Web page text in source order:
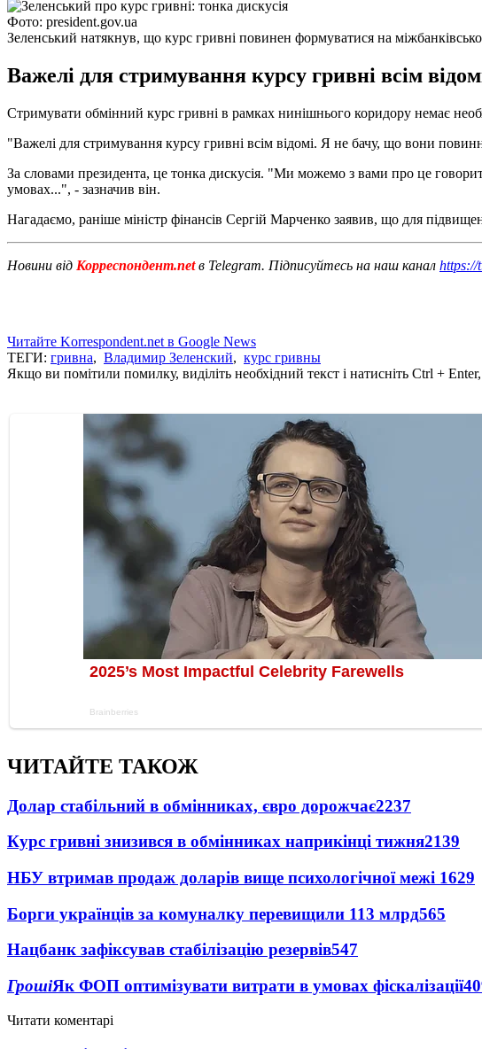
Фото: president.gov.ua
Зеленський натякнув, що курс гривні повинен формуватися на
Важелі для стримування курсу гривні всім
Стримувати обмінний курс гривні в рамках нинішнього коридору немає
"Важелі для стримування курсу гривні всім відомі. Я не бачу, що вони
За словами президента, це тонка дискусія. "Ми можемо з вами про це
умовах...", - зазначив він.
Нагадаємо, раніше міністр фінансів Сергій Марченко заявив, що для
Новини від Корреспондент.netв Telegram. Підписуйтесь на наш канал https://
Читайте Korrespondent.net в Google News
ТЕГИ: гривна, Владимир Зеленский, курс гривны
Якщо ви помітили помилку, виділіть необхідний текст і натисніть Ctrl +
ЧИТАЙТЕ ТАКОЖ
Долар стабільний в обмінниках, євро дорожчає2237
Курс гривні знизився в обмінниках наприкінці тижня2139
НБУ втримав продаж доларів вище психологічної межі 1629
Борги українців за комуналку перевищили 113 млрд565
Нацбанк зафіксував стабілізацію резервів547
ГрошіЯк ФОП оптимізувати витрати в умовах фіскалізації
Читати коментарі